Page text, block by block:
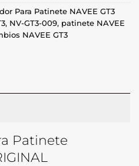
Para Patinete NAVEE GT3
, NV-GT3-009, patinete NAVEE
NAVEE GT3
Patinete